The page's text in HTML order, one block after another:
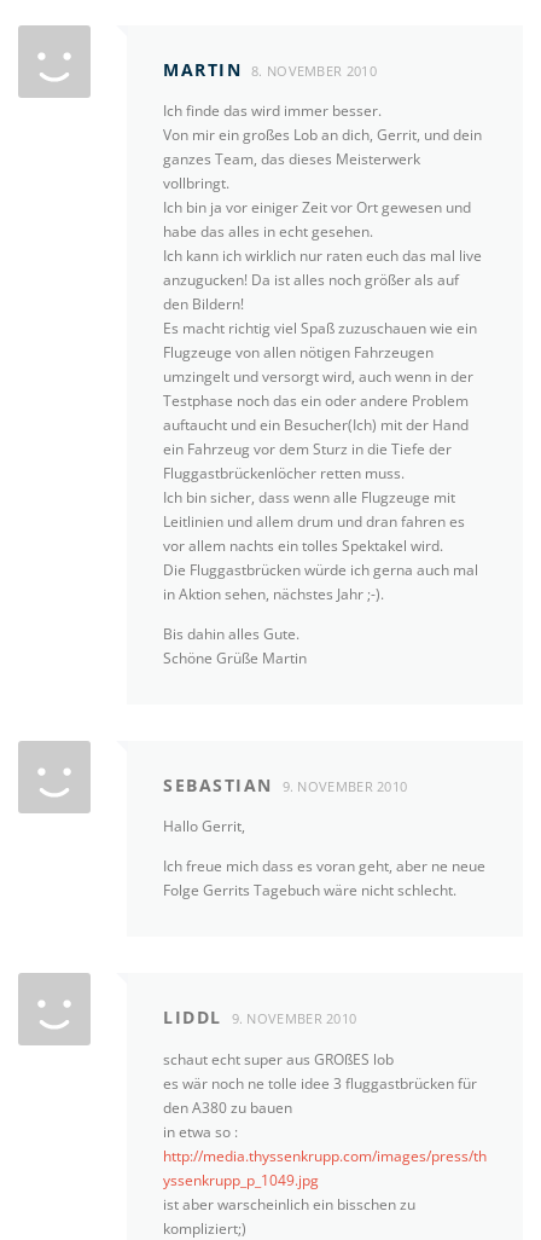
MARTIN 8. NOVEMBER 2010
Ich finde das wird immer besser.
Von mir ein großes Lob an dich, Gerrit, und dein
ganzes Team, das dieses Meisterwerk
vollbringt.
Ich bin ja vor einiger Zeit vor Ort gewesen und
habe das alles in echt gesehen.
Ich kann ich wirklich nur raten euch das mal live
anzugucken! Da ist alles noch größer als auf
den Bildern!
Es macht richtig viel Spaß zuzuschauen wie ein
Flugzeuge von allen nötigen Fahrzeugen
umzingelt und versorgt wird, auch wenn in der
Testphase noch das ein oder andere Problem
auftaucht und ein Besucher(Ich) mit der Hand
ein Fahrzeug vor dem Sturz in die Tiefe der
Fluggastbrückenlöcher retten muss.
Ich bin sicher, dass wenn alle Flugzeuge mit
Leitlinien und allem drum und dran fahren es
vor allem nachts ein tolles Spektakel wird.
Die Fluggastbrücken würde ich gerna auch mal
in Aktion sehen, nächstes Jahr ;-).
Bis dahin alles Gute.
Schöne Grüße Martin
SEBASTIAN 9. NOVEMBER 2010
Hallo Gerrit,
Ich freue mich dass es voran geht, aber ne neue
Folge Gerrits Tagebuch wäre nicht schlecht.
LIDDL 9. NOVEMBER 2010
schaut echt super aus GROßES lob
es wär noch ne tolle idee 3 fluggastbrücken für
den A380 zu bauen
in etwa so :
http://media.thyssenkrupp.com/images/press/th
yssenkrupp_p_1049.jpg
ist aber warscheinlich ein bisschen zu
kompliziert;)